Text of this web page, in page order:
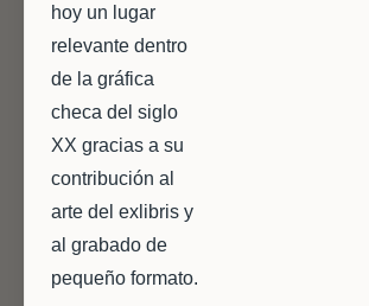
hoy un lugar
relevante dentro
de la gráfica
checa del siglo
XX gracias a su
contribución al
arte del exlibris y
al grabado de
pequeño formato.